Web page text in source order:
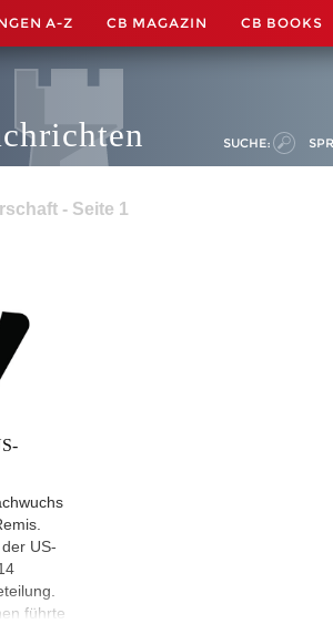
A-Z CB MAGAZIN CB BOOKS
SUCHE:
- Seite 1
US-
führte